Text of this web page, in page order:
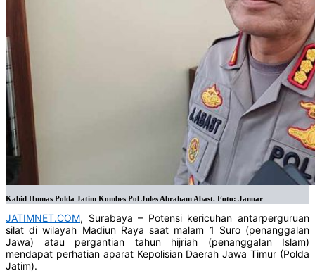
Kabid Humas Polda Jatim Kombes Pol Jules Abraham Abast. Foto: Januar
JATIMNET.COM, Surabaya – Potensi kericuhan antarperguruan
silat di wilayah Madiun Raya saat malam 1 Suro (penanggalan
Jawa) atau pergantian tahun hijriah (penanggalan Islam)
mendapat perhatian aparat Kepolisian Daerah Jawa Timur (Polda
Jatim).